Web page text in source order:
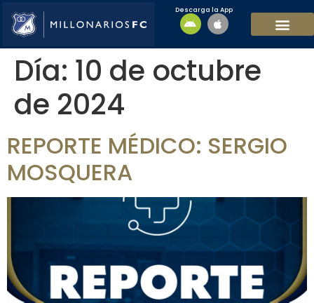
Descarga la App
Día: 10 de octubre
de 2024
REPORTE MÉDICO: SERGIO
MOSQUERA